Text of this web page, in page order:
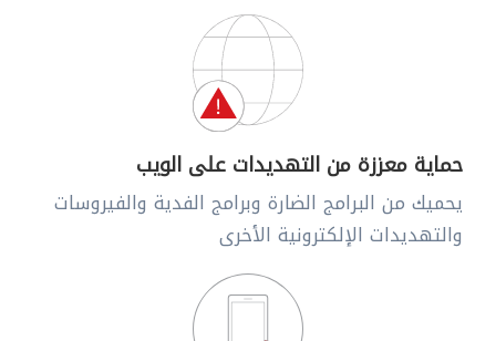
حماية معززة من التهديدات على الويب
يحميك من البرامج الضارة وبرامج الفدية والفيروسات
والتهديدات الإلكترونية الأخرى